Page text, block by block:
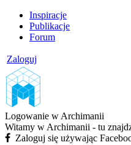
Inspiracje
Publikacje
Forum
Zaloguj
Logowanie w Archimanii
Witamy w Archimanii - tu
Zaloguj się używając